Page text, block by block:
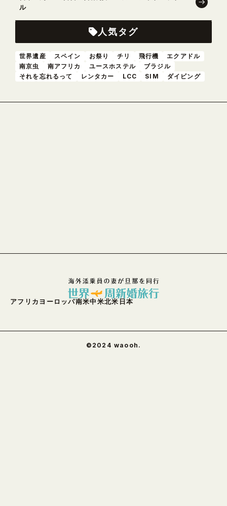
ル
人気タグ
世界遺産 スペイン お祭り チリ 飛行機
エクアドル
南京虫
南アフリカ ユースホステル
ブラジル
それを忘れるって
レンタカー LCC SIM ダイビング
アフリカ ヨーロッパ南米中米北米 日本
©︎2024 waooh.